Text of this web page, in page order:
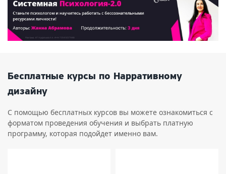
Бесплатные курсы по Нарративному
дизайну
С помощью бесплатных курсов вы можете ознакомиться с
форматом проведения обучения и выбрать платную
программу, которая подойдет именно вам.